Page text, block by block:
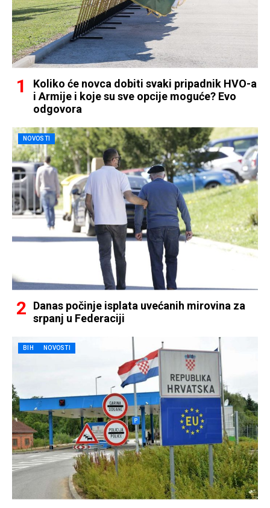
Koliko će novca dobiti svaki pripadnik HVO-a
i Armije i koje su sve opcije moguće? Evo
odgovora
NOVOSTI
Danas počinje isplata uvećanih mirovina za
srpanj u Federaciji
BIH NOVOSTI